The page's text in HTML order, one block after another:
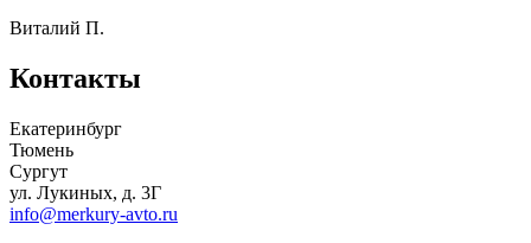
Виталий П.
Контакты
Екатеринбург
Тюмень
Сургут
ул. Лукиных, д. 3Г
info@merkury-avto.ru